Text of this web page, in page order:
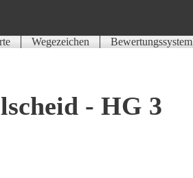
Wegezeichen
Bewertungssystem
- HG 3